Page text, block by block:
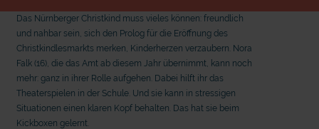
Das Nürnberger Christkind muss vieles können: freundlich
und nahbar sein, sich den Prolog für die Eröffnung des
Christkindlesmarkts merken, Kinderherzen verzaubern. Nora
Falk (16), die das Amt ab diesem Jahr übernimmt, kann noch
mehr: ganz in ihrer Rolle aufgehen. Dabei hilft ihr das
Theaterspielen in der Schule. Und sie kann in stressigen
Situationen einen klaren Kopf behalten. Das hat sie beim
Kickboxen gelernt.